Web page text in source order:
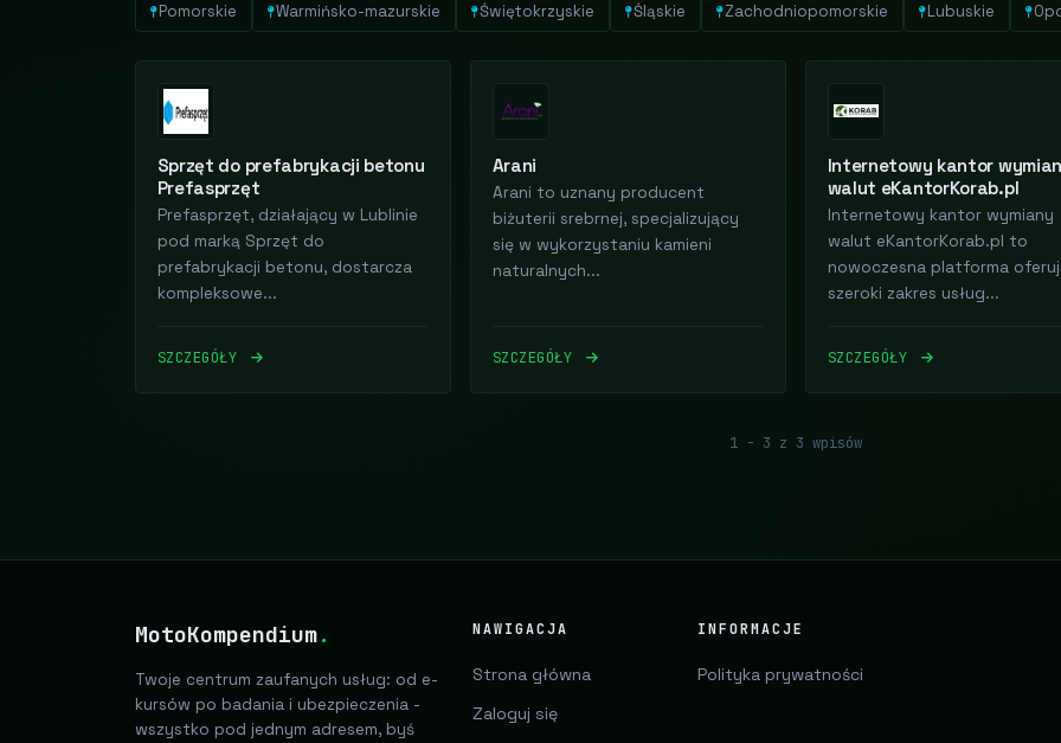
Pomorskie Warmińsko-mazurskie Świętokrzyskie Śląskie Zachodniopomorskie Lubuskie
Sprzęt do prefabrykacji betonu
Prefasprzęt
Prefasprzęt, działający w Lublinie
pod marką Sprzęt do
prefabrykacji betonu, dostarcza
kompleksowe...
SZCZEGÓŁY
Arani
Arani to uznany producent
biżuterii srebrnej, specjalizujący
się w wykorzystaniu kamieni
naturalnych...
SZCZEGÓŁY
Internetowy kantor
walut eKantorKorab.pl
Internetowy kantor wymiany
walut eKantorKorab.pl to
nowoczesna platforma
szeroki zakres usług...
SZCZEGÓŁY
1 - 3 z 3 wpisów
MotoKompendium.
Twoje centrum zaufanych usług: od e-
kursów po badania i ubezpieczenia -
wszystko pod jednym adresem, byś
NAWIGACJA
Strona główna
Zaloguj się
INFORMACJE
Polityka prywatności